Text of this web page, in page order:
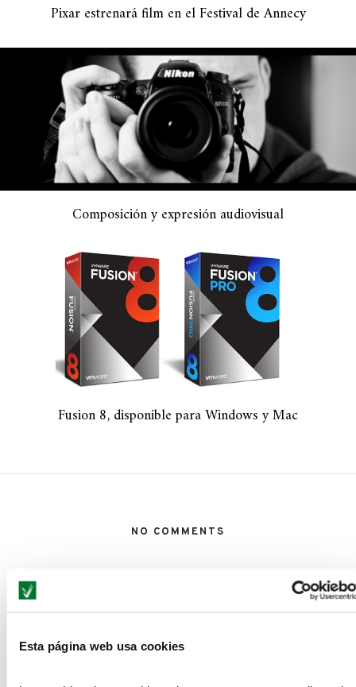
Esta página web usa cookies
Pixar estrenará film en el Festival de Annecy
Composición y expresión audiovisual
Fusion 8, disponible para Windows y Mac
NO COMMENTS